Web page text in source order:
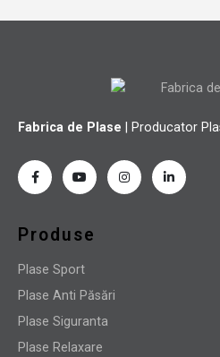
Fabrica de Plase | Producator
Produse
Plase Sport
Plase Anti Păsări
Plase Siguranta
Plase Relaxare